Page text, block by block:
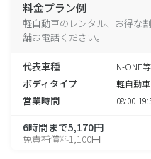
料金プラン例
軽自動車のレンタル、お得な
舗お電話ください。
代表車種 N-ONE等
ボディタイプ 軽自動車
営業時間 08:00-
6時間まで5,170円
免責補償料1,100円